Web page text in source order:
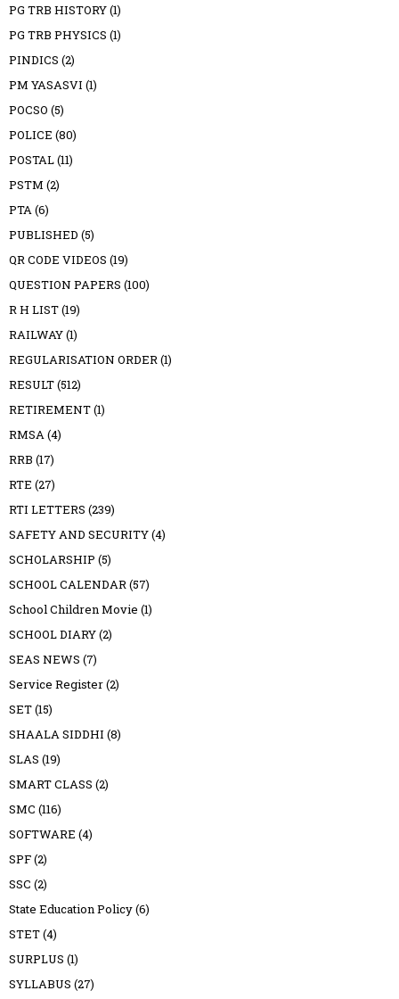
PG TRB HISTORY(1)
PG TRB PHYSICS (1)
PINDICS (2)
PM YASASVI (1)
POCSO (5)
POLICE (80)
POSTAL(11)
PSTM (2)
PTA (6)
PUBLISHED (5)
QR CODE VIDEOS (19)
QUESTION PAPERS (100)
R H LIST(19)
RAILWAY(1)
REGULARISATION ORDER (1)
RESULT(512)
RETIREMENT(1)
RMSA (4)
RRB (17)
RTE (27)
RTI LETTERS (239)
SAFETY AND SECURITY(4)
SCHOLARSHIP (5)
SCHOOL CALENDAR (57)
School Children Movie (1)
SCHOOL DIARY(2)
SEAS NEWS (7)
Service Register(2)
SET(15)
SHAALA SIDDHI (8)
SLAS (19)
SMART CLASS (2)
SMC (116)
SOFTWARE (4)
SPF(2)
SSC (2)
State Education Policy(6)
STET(4)
SURPLUS (1)
SYLLABUS (27)